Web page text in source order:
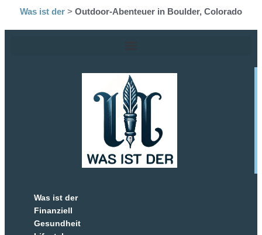
Was ist der > Outdoor-Abenteuer in Boulder, Colorado
Was ist der
Finanziell
Gesundheit